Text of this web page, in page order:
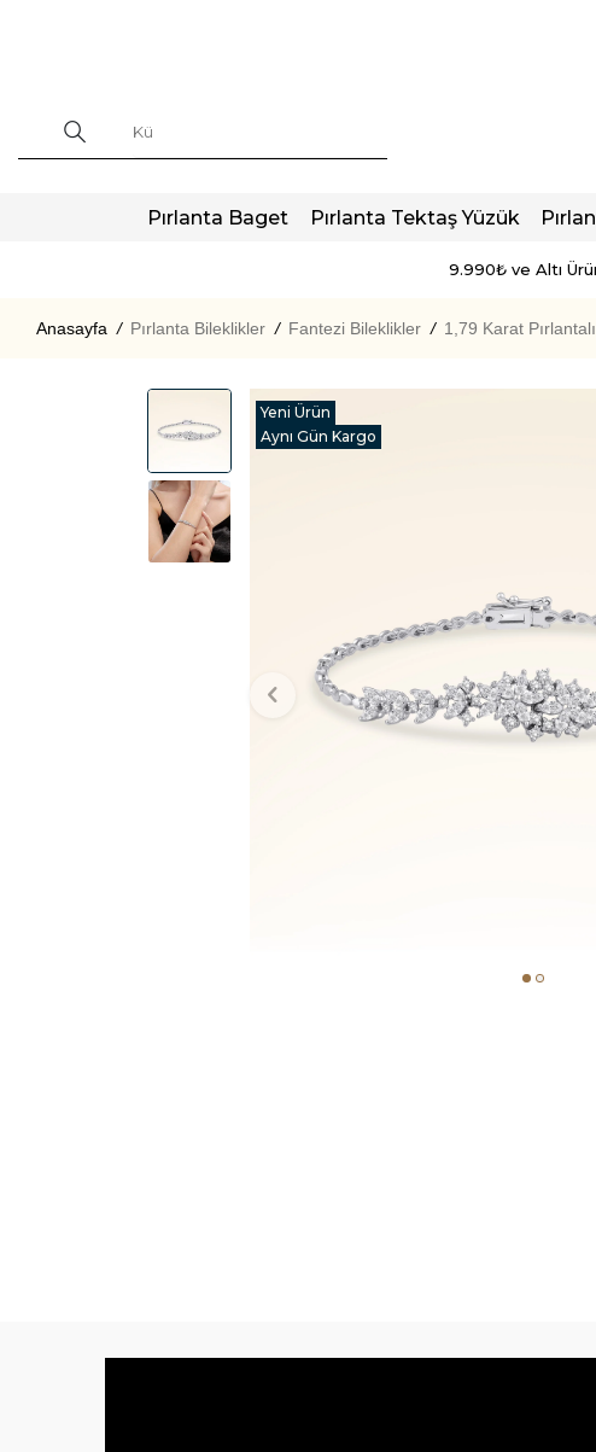
Pırlanta Baget Pırlanta Tektaş Yüzük
9.990₺ ve Altı
Anasayfa / Pırlanta Bileklikler / Fantezi Bileklikler / 1,79 Karat
Yeni Ürün
Aynı Gün Kargo